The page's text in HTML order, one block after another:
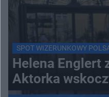
SPOT WIZERUNKOWY
Helena Englert
Aktorka